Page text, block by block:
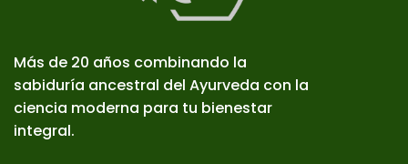
Más de 20 años combinando la
sabiduría ancestral del Ayurveda con la
ciencia moderna para tu bienestar
integral.